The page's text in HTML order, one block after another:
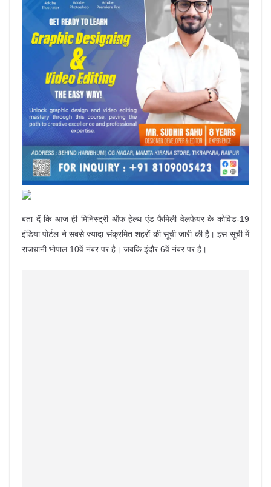
बता दें कि आज ही मिनिस्ट्री ऑफ हेल्थ एंड फैमिली वेलफेयर के कोविड-19
इंडिया पोर्टल ने सबसे ज्यादा संक्रमित शहरों की सूची जारी की है। इस सूची में
राजधानी भोपाल 10वें नंबर पर है। जबकि इंदौर 6वें नंबर पर है।